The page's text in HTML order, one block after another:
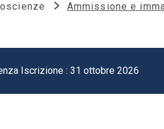
Ammissione e
Iscrizione : 31 ottobre 2026